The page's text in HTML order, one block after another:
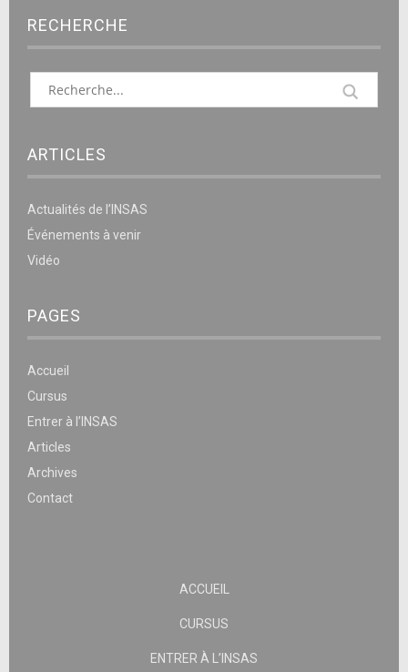
RECHERCHE
ARTICLES
Actualités de l’INSAS
Événements à venir
Vidéo
PAGES
Accueil
Cursus
Entrer à l’INSAS
Articles
Archives
Contact
ACCUEIL
CURSUS
ENTRER À L’INSAS